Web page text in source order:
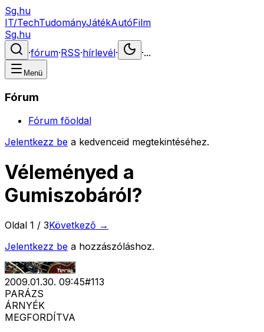
Sg.hu
IT/TechTudományJátékAutóFilm
Sg.hu
·fórum·RSS·hírlevél· ·...
Menü
Fórum
Fórum főoldal
Jelentkezz be a kedvenceid megtekintéséhez.
Véleményed a
Gumiszobáról?
Oldal 1 / 3Következő →
Jelentkezz be a hozzászóláshoz.
2009.01.30. 09:45#113
PARÁZS
ÁRNYÉK
MEGFORDÍTVA